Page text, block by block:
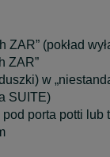
(pokład
ZAR”
w
SUITE)
porta potti lub